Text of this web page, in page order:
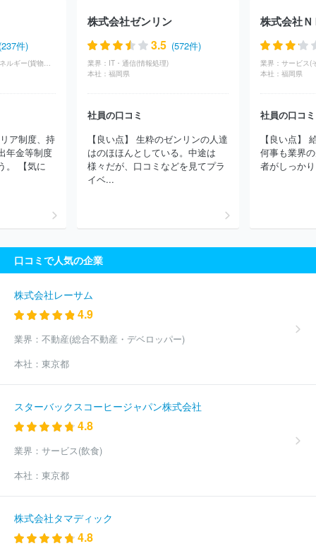
株式会社ディスカヴァー・トゥエンティワン
エル
ゼビア・ジャパン株式会社
スターツ出版株式会社
株式会社晋遊
会社光文書院
株式会社生活の友社
株式会社
ＭＢＫ Ｗｅｌｌｎｅｓｓ株式会社
株式会社ポプラ社
会社コアマガジン
株式会社南江堂 東京書籍株式会社
株式会社
ダイヤモンド社
合同会社コンデナスト・ジャパン
日野テクニカ
ルサービス株式会社
株式会社ぎょうせい
株式会社メディアビー
株式会社ビイサイドプランニング
有限会社日刊建設工業新聞
件)
件)
インフラ・物流・エネルギー(貨物（陸運）)
ア制度、持
年金等制度
。 【気に
株式会社ゼンリン
3.5 (572件)
業界： IT・通信(情報処理)
本社： 福岡県
社員の口コミ
【良い点】 生粋のゼンリンの人達
はのほほんとしている。中途は
様々だが、口コミなどを見てプラ
イベ...
株式会社
業界： サービス(
本社： 福岡県
社員の口コミ
【良い点】
何事も業界
者がしっか
口コミで人気の企業
株式会社レーサム
4.9
業界： 不動産(総合不動産・デベロッパー)
本社： 東京都
スターバックスコーヒージャパン株式会社
4.8
業界： サービス(飲食)
本社： 東京都
株式会社タマディック
4.8